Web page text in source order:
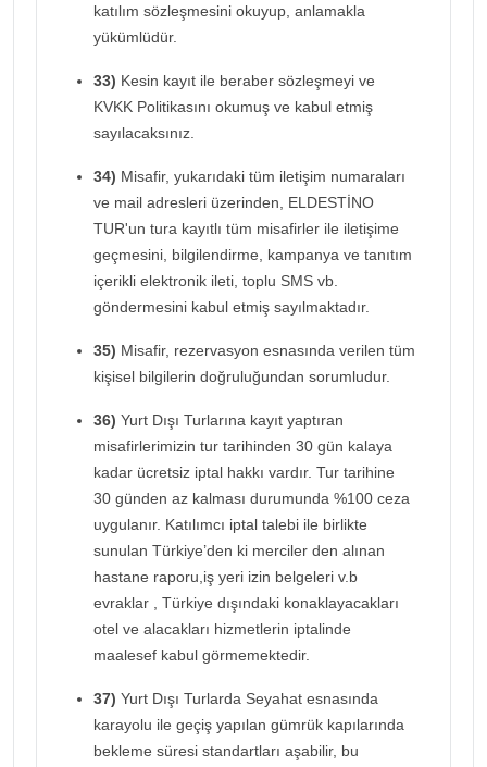
katılım sözleşmesini okuyup, anlamakla
yükümlüdür.
33) Kesin kayıt ile beraber sözleşmeyi ve
KVKK Politikasını okumuş ve kabul etmiş
sayılacaksınız.
34) Misafir, yukarıdaki tüm iletişim numaraları
ve mail adresleri üzerinden, ELDESTİNO
TUR'un tura kayıtlı tüm misafirler ile iletişime
geçmesini, bilgilendirme, kampanya ve tanıtım
içerikli elektronik ileti, toplu SMS vb.
göndermesini kabul etmiş sayılmaktadır.
35) Misafir, rezervasyon esnasında verilen tüm
kişisel bilgilerin doğruluğundan sorumludur.
36) Yurt Dışı Turlarına kayıt yaptıran
misafirlerimizin tur tarihinden 30 gün kalaya
kadar ücretsiz iptal hakkı vardır. Tur tarihine
30 günden az kalması durumunda %100 ceza
uygulanır. Katılımcı iptal talebi ile birlikte
sunulan Türkiye’den ki merciler den alınan
hastane raporu,iş yeri izin belgeleri v.b
evraklar , Türkiye dışındaki konaklayacakları
otel ve alacakları hizmetlerin iptalinde
maalesef kabul görmemektedir.
37) Yurt Dışı Turlarda Seyahat esnasında
karayolu ile geçiş yapılan gümrük kapılarında
bekleme süresi standartları aşabilir, bu